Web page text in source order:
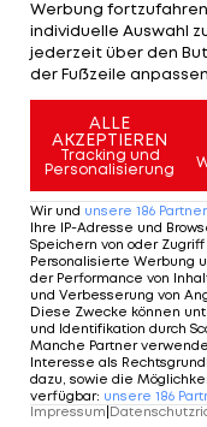
Ein Quintett wird
gehandelt.
So sollen die
etwa Niko Kovac
saß bis Anfang
FC Bayern. Auch
Ende November
gilt als Möglichkeit.
Zudem
Toskana mit
Pochettino, mit
Luciano Spalletti
Werbung
individuelle Auswahl
jederzeit über den
der Fußzeile anpassen.
ALLE
AKZEPTIEREN
Tracking und
Personalisierung
Wir und unsere 186 Partner
Ihre IP-Adresse und
Speichern von oder
Personalisierte Werbung
der Performance von
und Verbesserung von
Diese Zwecke können
und Identifikation durch
Manche Partner
Interesse als
dazu, sowie die
verfügbar: unsere 186
Impressum|